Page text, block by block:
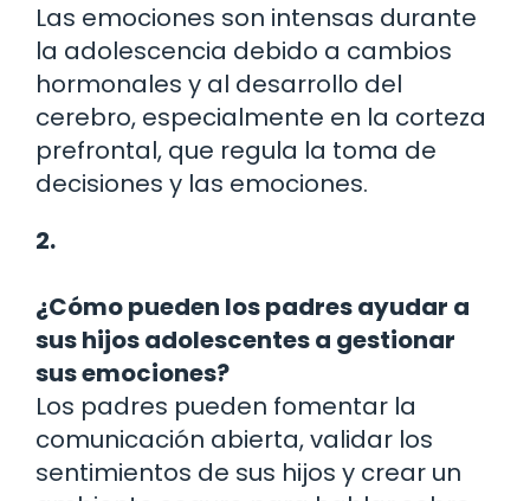
Las emociones son intensas durante
la adolescencia debido a cambios
hormonales y al desarrollo del
cerebro, especialmente en la corteza
prefrontal, que regula la toma de
decisiones y las emociones.
2.
¿Cómo pueden los padres ayudar a
sus hijos adolescentes a gestionar
sus emociones?
Los padres pueden fomentar la
comunicación abierta, validar los
sentimientos de sus hijos y crear un